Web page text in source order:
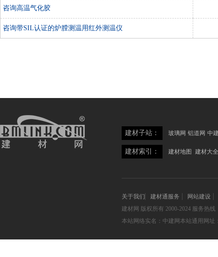
咨询高温气化胶
咨询带SIL认证的炉膛测温用红外测温仪
建材子站： 玻璃网 铝道网 中
建材索引： 建材地图 建材大全
关于我们 建材通服务
网站建设
建材网 版权所有 2000-2024 服务热线
本站网络实名：中建网本站通用网址